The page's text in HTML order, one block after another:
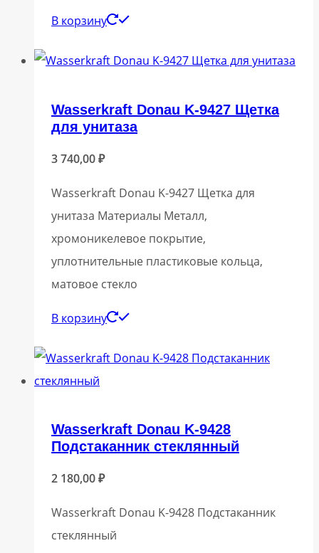
В корзину
Wasserkraft Donau K-9427 Щетка
для унитаза
3 740,00₽
Wasserkraft Donau K-9427 Щетка для
унитаза Материалы Металл,
хромоникелевое покрытие,
уплотнительные пластиковые кольца,
матовое стекло
В корзину
Wasserkraft Donau K-9428
Подстаканник стеклянный
2 180,00₽
Wasserkraft Donau K-9428 Подстаканник
стеклянный